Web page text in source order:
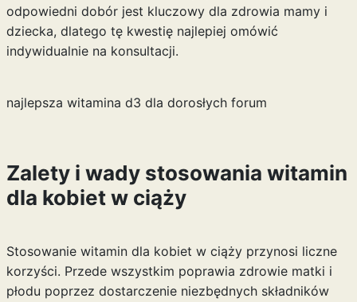
odpowiedni dobór jest kluczowy dla zdrowia mamy i
dziecka, dlatego tę kwestię najlepiej omówić
indywidualnie na konsultacji.
najlepsza witamina d3 dla dorosłych forum
Zalety i wady stosowania witamin
dla kobiet w ciąży
Stosowanie witamin dla kobiet w ciąży przynosi liczne
korzyści. Przede wszystkim poprawia zdrowie matki i
płodu poprzez dostarczenie niezbędnych składników